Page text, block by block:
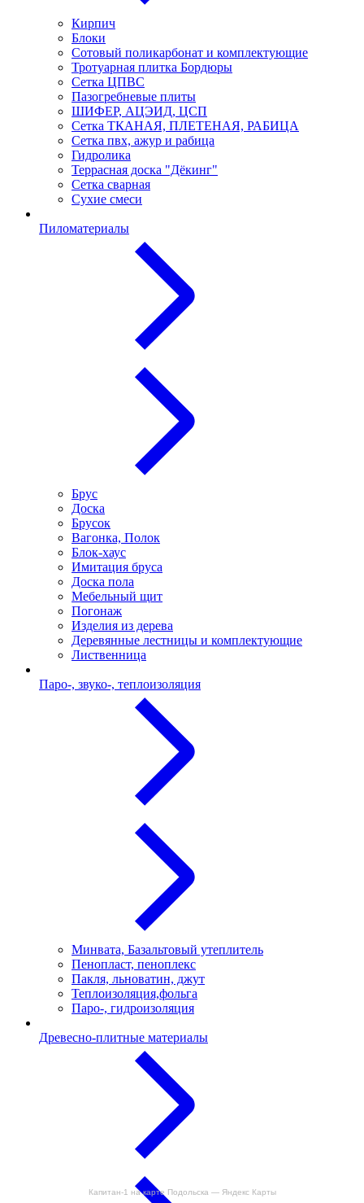
Капитан-1 на карте Подольска — Яндекс Карты
Кирпич
Блоки
Сотовый поликарбонат и комплектующие
Тротуарная плитка Бордюры
Сетка ЦПВС
Пазогребневые плиты
ШИФЕР, АЦЭИД, ЦСП
Сетка ТКАНАЯ, ПЛЕТЕНАЯ, РАБИЦА
Сетка пвх, ажур и рабица
Гидролика
Террасная доска "Дёкинг"
Сетка сварная
Сухие смеси
Пиломатериалы
Брус
Доска
Брусок
Вагонка, Полок
Блок-хаус
Имитация бруса
Доска пола
Мебельный щит
Погонаж
Изделия из дерева
Деревянные лестницы и комплектующие
Лиственница
Паро-, звуко-, теплоизоляция
Минвата, Базальтовый утеплитель
Пенопласт, пеноплекс
Пакля, льноватин, джут
Теплоизоляция,фольга
Паро-, гидроизоляция
Древесно-плитные материалы